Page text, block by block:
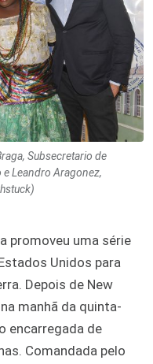
Subsecretario de
e Leandro Aragonez,
promoveu uma série
Unidos para
Depois de New
manhã da quinta-
encarregada de
Comandada pelo